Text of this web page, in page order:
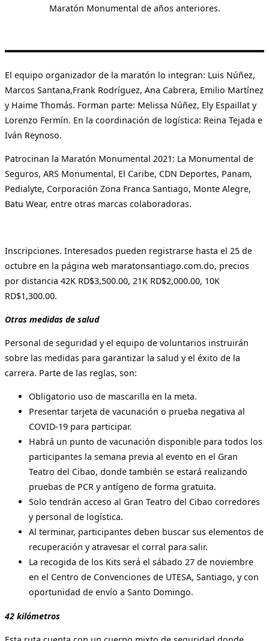
Maratón Monumental de años anteriores.
El equipo organizador de la maratón lo integran: Luis Núñez,
Marcos Santana,Frank Rodríguez, Ana Cabrera, Emilio Martínez
y Haime Thomás. Forman parte: Melissa Núñez, Ely Espaillat y
Lorenzo Fermín. En la coordinación de logística: Reina Tejada e
Iván Reynoso.
Patrocinan la Maratón Monumental 2021: La Monumental de
Seguros, ARS Monumental, El Caribe, CDN Deportes, Panam,
Pedialyte, Corporación Zona Franca Santiago, Monte Alegre,
Batu Wear, entre otras marcas colaboradoras.
Inscripciones. Interesados pueden registrarse hasta el 25 de
octubre en la página web maratonsantiago.com.do, precios
por distancia 42K RD$3,500.00, 21K RD$2,000.00, 10K
RD$1,300.00.
Otras medidas de salud
Personal de seguridad y el equipo de voluntarios instruirán
sobre las medidas para garantizar la salud y el éxito de la
carrera. Parte de las reglas, son:
Obligatorio uso de mascarilla en la meta.
Presentar tarjeta de vacunación o prueba negativa al
COVID-19 para participar.
Habrá un punto de vacunación disponible para todos los
participantes la semana previa al evento en el Gran
Teatro del Cibao, donde también se estará realizando
pruebas de PCR y antígeno de forma gratuita.
Solo tendrán acceso al Gran Teatro del Cibao corredores
y personal de logística.
Al terminar, participantes deben buscar sus elementos de
recuperación y atravesar el corral para salir.
La recogida de los Kits será el sábado 27 de noviembre
en el Centro de Convenciones de UTESA, Santiago, y con
oportunidad de envío a Santo Domingo.
42 kilómetros